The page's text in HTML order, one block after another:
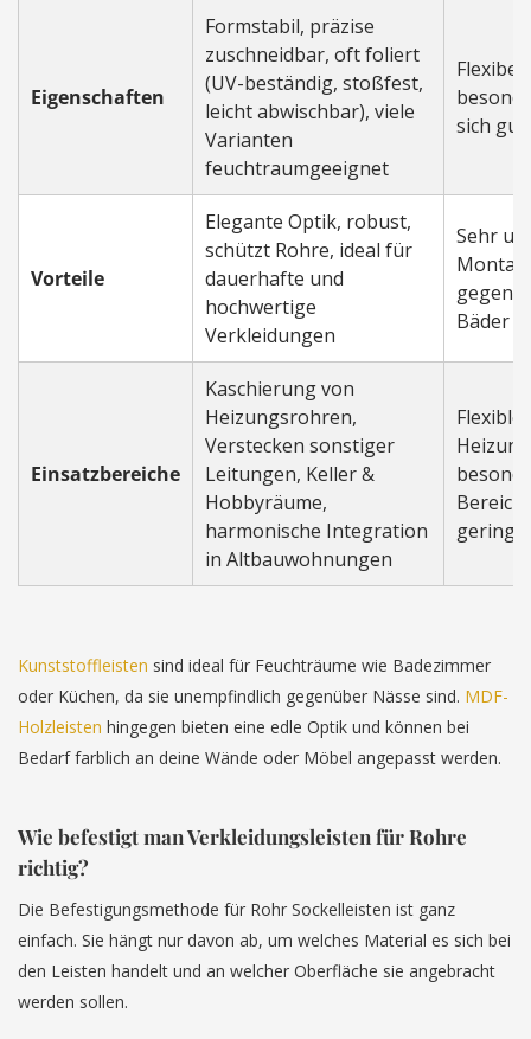
Eigenschaften
Formstabil, präzise
zuschneidbar, oft foliert
(UV-beständig, stoßfest,
leicht abwischbar), viele
Varianten
feuchtraumgeeignet
sich gut
Vorteile
Elegante Optik, robust,
schützt Rohre, ideal für
dauerhafte und
hochwertige
Verkleidungen
Sehr
gegen
Bäder
Einsatzbereiche
Kaschierung von
Heizungsrohren,
Verstecken sonstiger
Leitungen, Keller &
Hobbyräume,
harmonische Integration
in Altbauwohnungen
Kunststoffleisten sind ideal für Feuchträume wie Badezimmer
oder Küchen, da sie unempfindlich gegenüber Nässe sind. MDF-
Holzleisten hingegen bieten eine edle Optik und können bei
Bedarf farblich an deine Wände oder Möbel angepasst werden.
Wie befestigt man Verkleidungsleisten für Rohre
richtig?
Die Befestigungsmethode für Rohr Sockelleisten ist ganz
einfach. Sie hängt nur davon ab, um welches Material es sich bei
den Leisten handelt und an welcher Oberfläche sie angebracht
werden sollen.